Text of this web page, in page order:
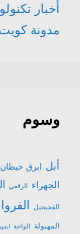
أخبار
مدونة
وسوم
أبل ابرق خيطان
الجهراء الرقعي
الفحيحيل
المهبولة الواحة ايفون 12